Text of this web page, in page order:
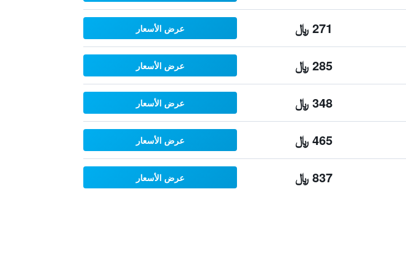
271 ﷼ عرض الأسعار
285 ﷼ عرض الأسعار
348 ﷼ عرض الأسعار
465 ﷼ عرض الأسعار
837 ﷼ عرض الأسعار